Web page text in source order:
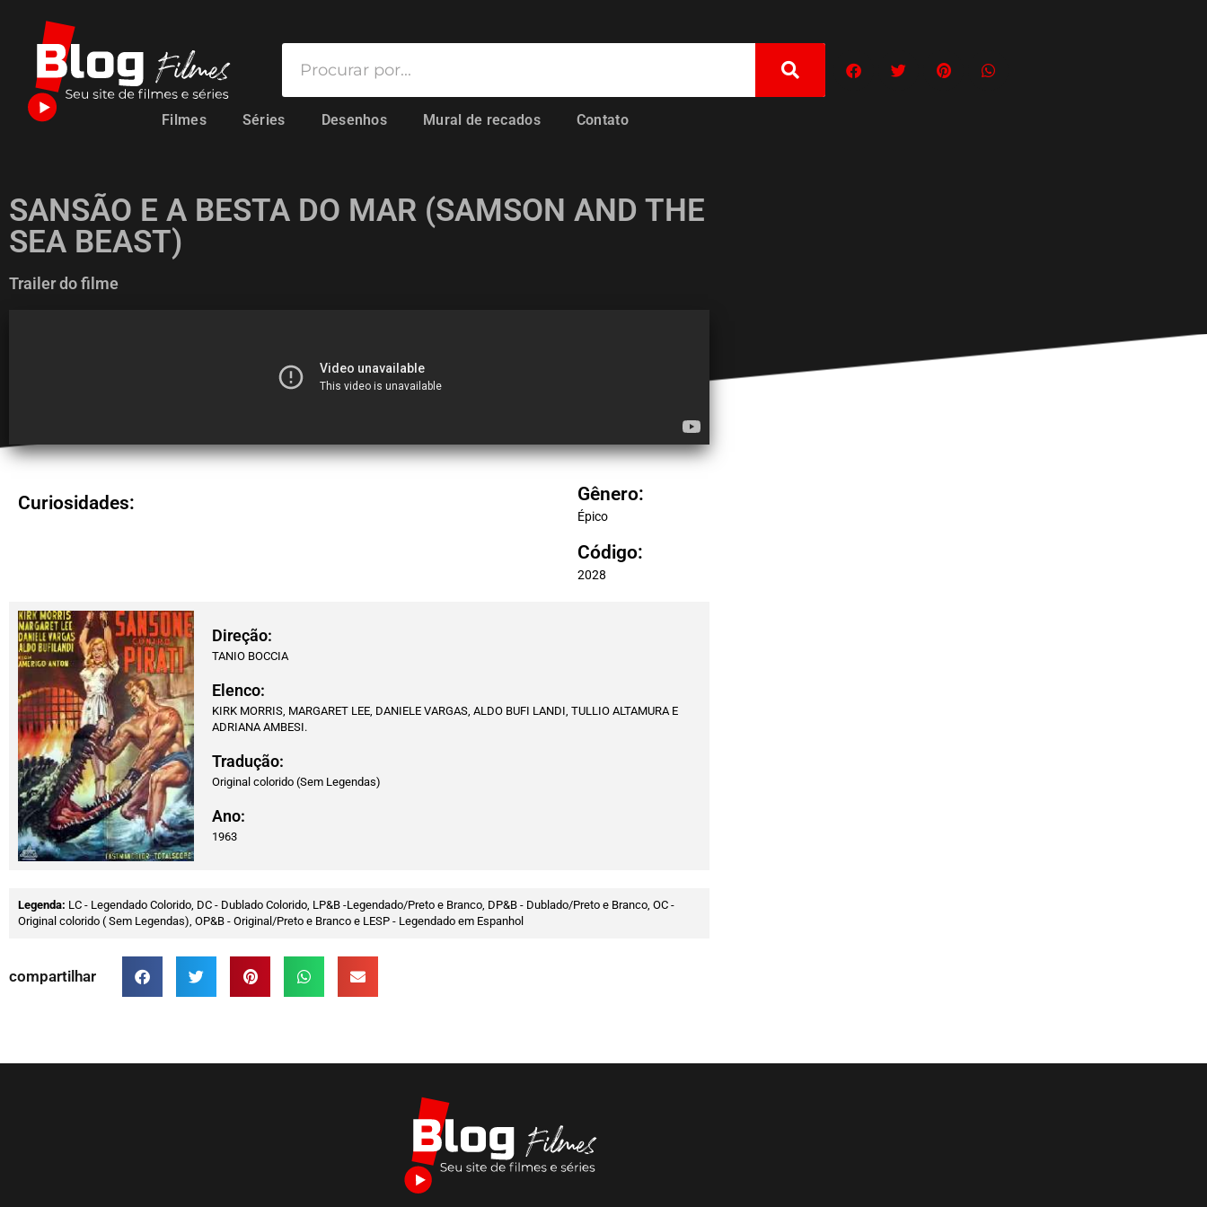
Filmes Séries Desenhos Mural de recados Contato
SANSÃO E A BESTA DO MAR (SAMSON AND THE
SEA BEAST)
Trailer do filme
Curiosidades: Gênero:
Épico
Código:
2028
Direção:
TANIO BOCCIA
Elenco:
KIRK MORRIS, MARGARET LEE, DANIELE VARGAS, ALDO BUFI LANDI, TULLIO ALTAMURA E
ADRIANA AMBESI.
Tradução:
Original colorido (Sem Legendas)
Ano:
1963
Legenda: LC - Legendado Colorido, DC - Dublado Colorido, LP&B -Legendado/Preto e Branco, DP&B - Dublado/Preto e Branco, OC -
Original colorido ( Sem Legendas), OP&B - Original/Preto e Branco e LESP - Legendado em Espanhol
compartilhar